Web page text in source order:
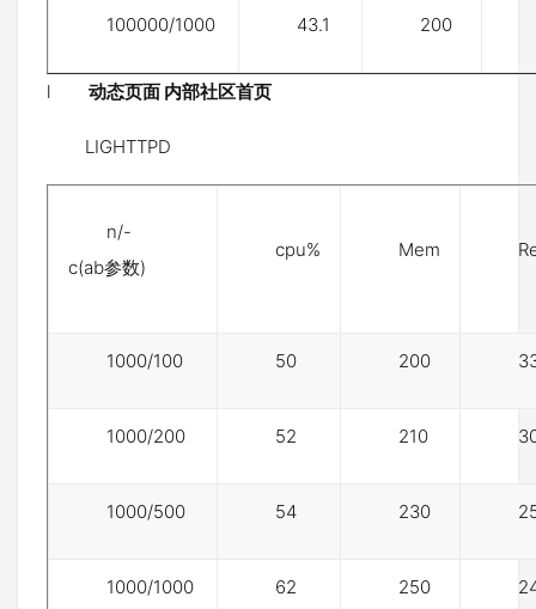
100000/1000 43.1 200
l 动态页面 内部社区首页
LIGHTTPD
n/-
c(ab参数)
cpu% Mem
1000/100 50 200
1000/200 52 210
1000/500 54 230
1000/1000 62 250